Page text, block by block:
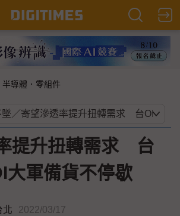
半導體．零組件
提升扭轉需求 台
大軍備貨不停歇
北 2022/03/17